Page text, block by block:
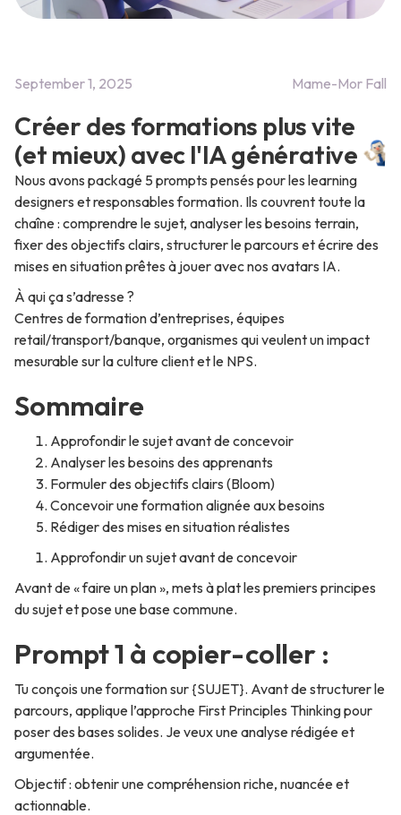
September 1, 2025 Mame-Mor Fall
Créer des formations plus vite
(et mieux) avec l'IA générative
Nous avons packagé 5 prompts pensés pour les learning
designers et responsables formation. Ils couvrent toute la
chaîne : comprendre le sujet, analyser les besoins terrain,
fixer des objectifs clairs, structurer le parcours et écrire des
mises en situation prêtes à jouer avec nos avatars IA.
À qui ça s’adresse ?
Centres de formation d’entreprises, équipes
retail/transport/banque, organismes qui veulent un impact
mesurable sur la culture client et le NPS.
Sommaire
Approfondir le sujet avant de concevoir
Analyser les besoins des apprenants
Formuler des objectifs clairs (Bloom)
Concevoir une formation alignée aux besoins
Rédiger des mises en situation réalistes
Approfondir un sujet avant de concevoir
Avant de « faire un plan », mets à plat les premiers principes
du sujet et pose une base commune.
Prompt 1 à copier-coller :
Tu conçois une formation sur {SUJET}. Avant de structurer le
parcours, applique l’approche First Principles Thinking pour
poser des bases solides. Je veux une analyse rédigée et
argumentée.
Objectif : obtenir une compréhension riche, nuancée et
actionnable.